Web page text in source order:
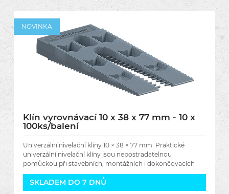
NOVINKA
Klín vyrovnávací 10 x 38 x 77 mm - 10 x
100ks/balení
Univerzální nivelační klíny 10 × 38 × 77 mm Praktické
univerzální nivelační klíny jsou nepostradatelnou
pomůckou při stavebních, montážních i dokončovacích
pracích. Umožňují
SKLADEM DO 7 DNŮ